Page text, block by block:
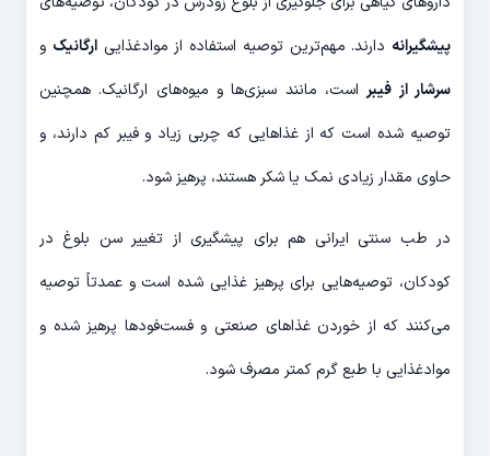
پیشگیرانه دارند. مهم‌ترین توصیه استفاده از موادغذاییارگانیک و
سرشار از فیبراست، مانند سبزی‌ها و میوه‌های ارگانیک. همچنین
توصیه شده است که از غذاهایی که چربی زیاد و فیبر کم دارند، و
حاوی مقدار زیادی نمک یا شکر هستند، پرهیز شود.
در طب سنتی ایرانی هم برای پیشگیری از تغییر سن بلوغ در
کودکان، توصیه‌هایی برای پرهیز غذایی شده است و عمدتاً توصیه
می‌کنند که از خوردن غذاهای صنعتی و فست‌فودها پرهیز شده و
موادغذایی با طبع گرم کمتر مصرف شود.